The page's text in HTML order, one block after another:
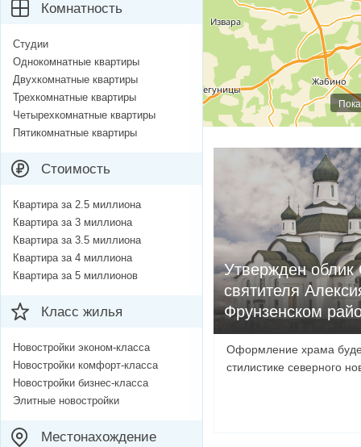
Утвержден облик
святителя
Фрунзенском
Оформление храма
стилистике северного
Комнатность
Студии
Однокомнатные квартиры
Двухкомнатные квартиры
Трехкомнатные квартиры
Четырехкомнатные квартиры
Пятикомнатные квартиры
Стоимость
Квартира за 2.5 миллиона
Квартира за 3 миллиона
Квартира за 3.5 миллиона
Квартира за 4 миллиона
Квартира за 5 миллионов
Класс жилья
Новостройки эконом-класса
Новостройки комфорт-класса
Новостройки бизнес-класса
Элитные новостройки
Местонахождение